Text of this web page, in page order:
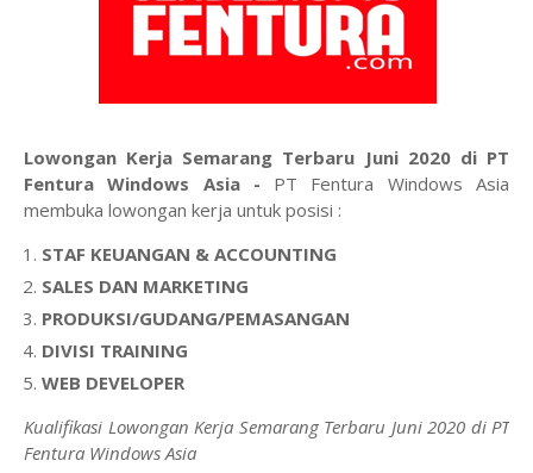
Lowongan Kerja Semarang Terbaru Juni 2020 di PT
Fentura Windows Asia - PT Fentura Windows Asia
membuka lowongan kerja untuk posisi :
STAF KEUANGAN & ACCOUNTING
SALES DAN MARKETING
PRODUKSI/GUDANG/PEMASANGAN
DIVISI TRAINING
WEB DEVELOPER
Kualifikasi Lowongan Kerja Semarang Terbaru Juni 2020 di PT
Fentura Windows Asia